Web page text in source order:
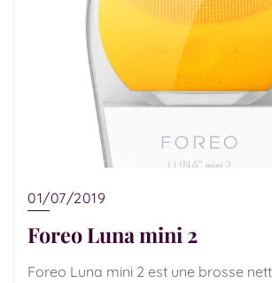
01/07/2019
Foreo Luna mini 2
Foreo Luna mini 2 est une brosse